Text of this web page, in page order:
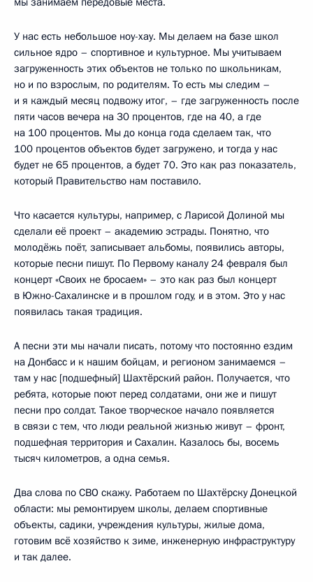
У нас есть небольшое ноу-хау. Мы делаем на базе школ
сильное ядро – спортивное и культурное. Мы учитываем
загруженность этих объектов не только по школьникам,
но и по взрослым, по родителям. То есть мы следим –
и я каждый месяц подвожу итог, – где загруженность после
пяти часов вечера на 30 процентов, где на 40, а где
на 100 процентов. Мы до конца года сделаем так, что
100 процентов объектов будет загружено, и тогда у нас
будет не 65 процентов, а будет 70. Это как раз показатель,
который Правительство нам поставило.
Что касается культуры, например, с Ларисой Долиной мы
сделали её проект – академию эстрады. Понятно, что
молодёжь поёт, записывает альбомы, появились авторы,
которые песни пишут. По Первому каналу 24 февраля был
концерт «Своих не бросаем» – это как раз был концерт
в Южно-Сахалинске и в прошлом году, и в этом. Это у нас
появилась такая традиция.
А песни эти мы начали писать, потому что постоянно ездим
на Донбасс и к нашим бойцам, и регионом занимаемся –
там у нас [подшефный] Шахтёрский район. Получается, что
ребята, которые поют перед солдатами, они же и пишут
песни про солдат. Такое творческое начало появляется
в связи с тем, что люди реальной жизнью живут – фронт,
подшефная территория и Сахалин. Казалось бы, восемь
тысяч километров, а одна семья.
Два слова по СВО скажу. Работаем по Шахтёрску Донецкой
области: мы ремонтируем школы, делаем спортивные
объекты, садики, учреждения культуры, жилые дома,
готовим всё хозяйство к зиме, инженерную инфраструктуру
и так далее.